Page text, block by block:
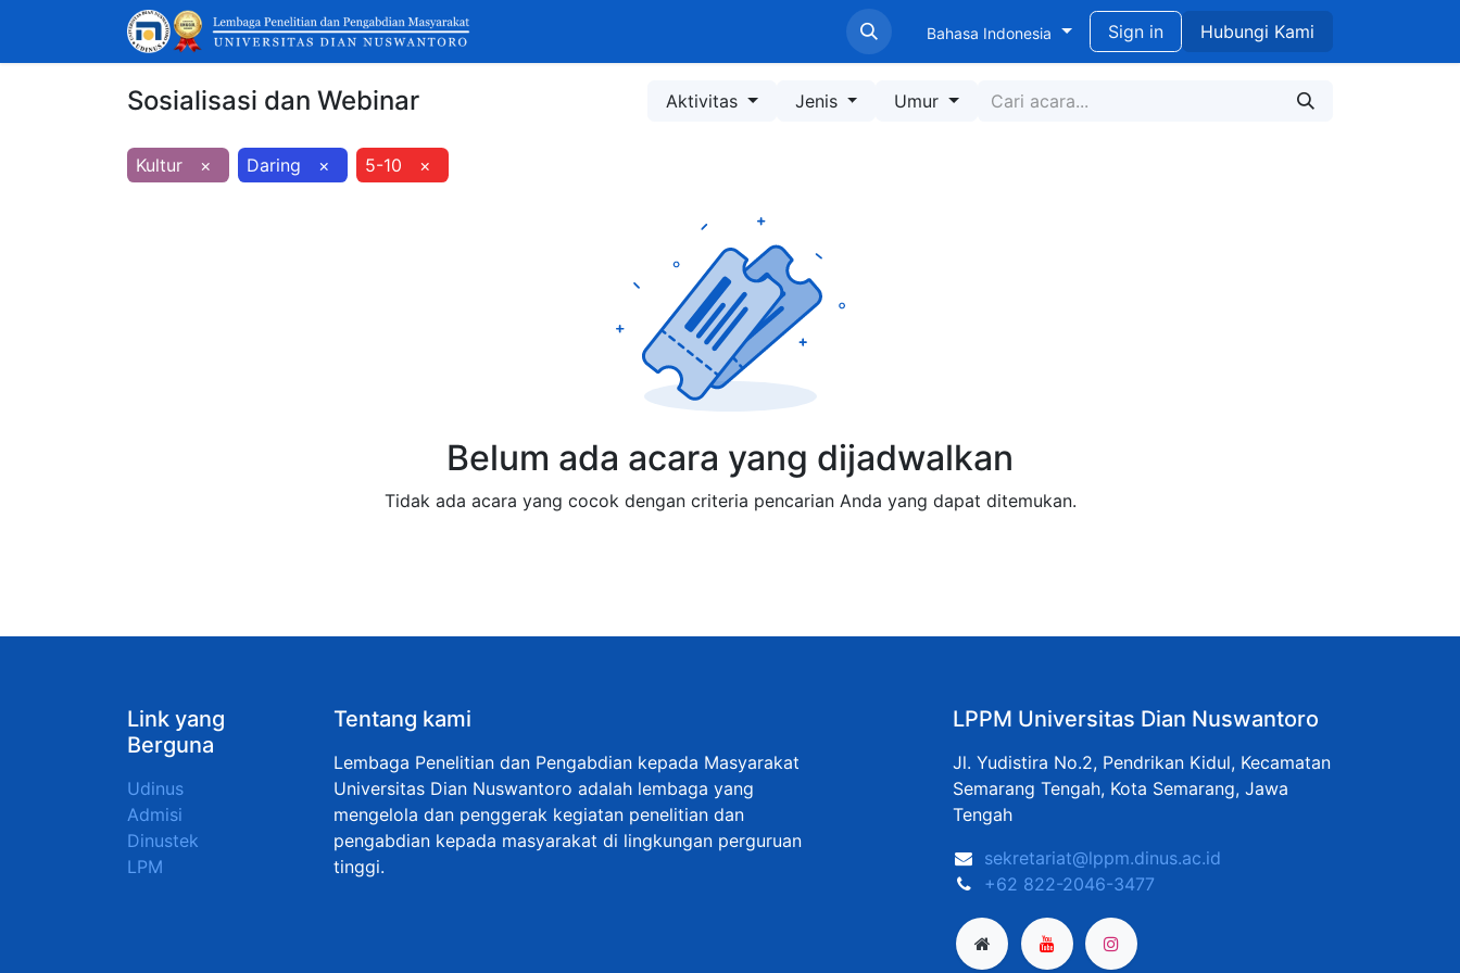
Informasi Pendidikan untuk Pengembangan Berkelanjutan
Bahasa Indonesia Sign in Hubungi Kami
Sosialisasi dan Webinar Aktivitas Jenis Umur
Kultur × Daring × 5-10 ×
Belum ada acara yang dijadwalkan
Tidak ada acara yang cocok dengan criteria pencarian Anda yang dapat ditemukan.
Link yang
Berguna
Udinus
Admisi
Dinustek
LPM
Tentang kami
Lembaga Penelitian dan Pengabdian kepada Masyarakat
Universitas Dian Nuswantoro adalah lembaga yang
mengelola dan penggerak kegiatan penelitian dan
pengabdian kepada masyarakat di lingkungan perguruan
tinggi.
LPPM Universitas Dian Nuswantoro
Jl. Yudistira No.2, Pendrikan Kidul, Kecamatan
Semarang Tengah, Kota Semarang, Jawa
Tengah
sekretariat@lppm.dinus.ac.id
+62 822-2046-3477